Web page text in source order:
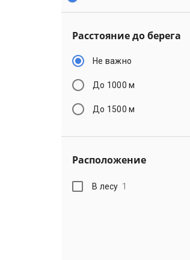
Расстояние до берега
Не важно
До 1000 м
До 1500 м
Расположение
В лесу 1